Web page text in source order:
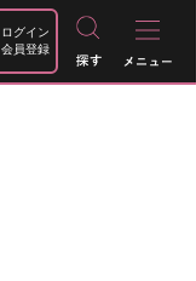
ログイン
会員登録